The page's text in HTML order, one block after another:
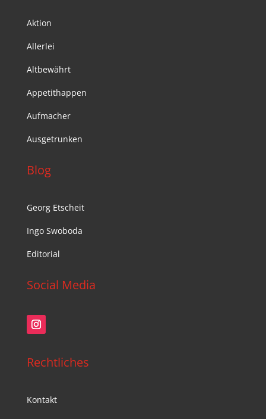
Aktion
Allerlei
Altbewährt
Appetithappen
Aufmacher
Ausgetrunken
Blog
Georg Etscheit
Ingo Swoboda
Editorial
Social Media
Rechtliches
Kontakt